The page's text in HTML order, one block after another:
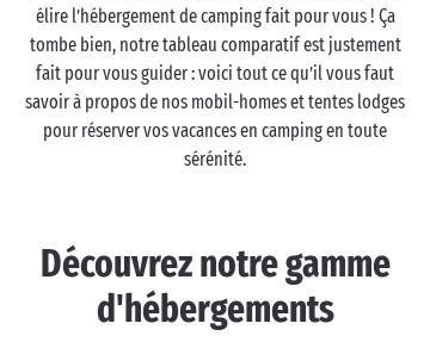
élire l’hébergement de camping fait pour vous ! Ça
tombe bien, notre tableau comparatif est justement
fait pour vous guider : voici tout ce qu’il vous faut
savoir à propos de nos mobil-homes et tentes lodges
pour réserver vos vacances en camping en toute
sérénité.
Découvrez notre gamme
d'hébergements